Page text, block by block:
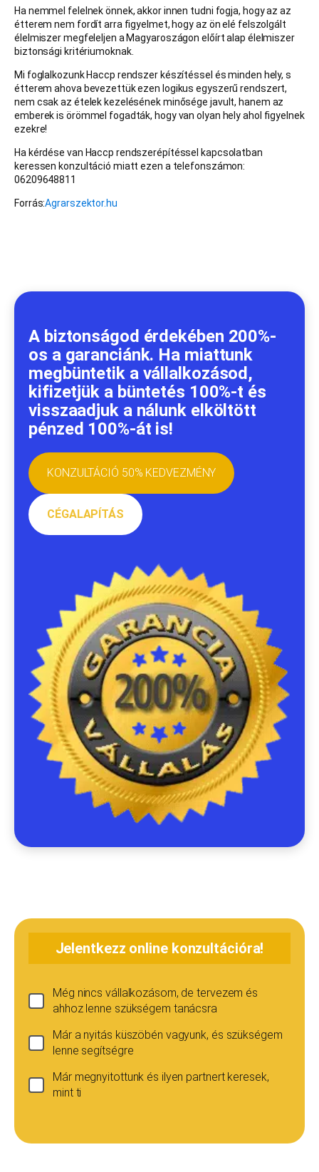
Ha nemmel felelnek önnek, akkor innen tudni fogja, hogy az az
étterem nem fordít arra figyelmet, hogy az ön elé felszolgált
élelmiszer megfeleljen a Magyaroszágon előírt alap élelmiszer
biztonsági kritériumoknak.
Mi foglalkozunk Haccp rendszer készítéssel és minden hely, s
étterem ahova bevezettük ezen logikus egyszerű rendszert,
nem csak az ételek kezelésének minősége javult, hanem az
emberek is örömmel fogadták, hogy van olyan hely ahol figyelnek
ezekre!
Ha kérdése van Haccp rendszerépítéssel kapcsolatban
keressen konzultáció miatt ezen a telefonszámon:
06209648811
Forrás:Agrarszektor.hu
A biztonságod érdekében 200%-
os a garanciánk. Ha miattunk
megbüntetik a vállalkozásod,
kifizetjük a büntetés 100%-t és
visszaadjuk a nálunk elköltött
pénzed 100%-át is!
KONZULTÁCIÓ 50% KEDVEZMÉNY
CÉGALAPÍTÁS
Jelentkezz online konzultációra!
Még nincs vállalkozásom, de tervezem és
ahhoz lenne szükségem tanácsra
Már a nyitás küszöbén vagyunk, és szükségem
lenne segítségre
Már megnyitottunk és ilyen partnert keresek,
mint ti